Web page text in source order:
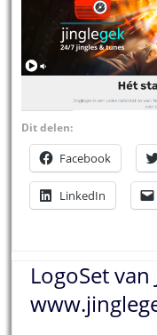
Dit delen:
Facebook
LinkedIn
LogoSet